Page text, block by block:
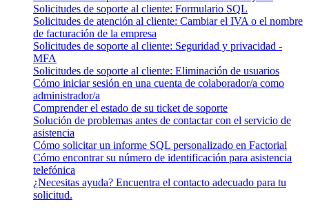
Solicitudes de soporte al cliente: Formulario SQL
Solicitudes de atención al cliente: Cambiar el IVA o el nombre
de facturación de la empresa
Solicitudes de soporte al cliente: Seguridad y privacidad -
MFA
Solicitudes de soporte al cliente: Eliminación de usuarios
Cómo iniciar sesión en una cuenta de colaborador/a como
administrador/a
Comprender el estado de su ticket de soporte
Solución de problemas antes de contactar con el servicio de
asistencia
Cómo solicitar un informe SQL personalizado en Factorial
Cómo encontrar su número de identificación para asistencia
telefónica
¿Necesitas ayuda? Encuentra el contacto adecuado para tu
solicitud.